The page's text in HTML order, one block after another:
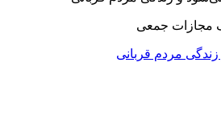
مجازات جمعی
زندگی مردم قربانی